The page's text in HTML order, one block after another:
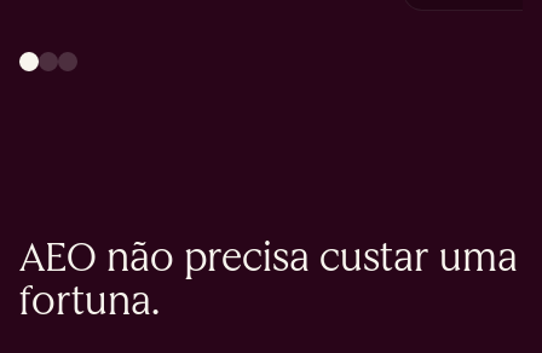
AEO não precisa custar uma
fortuna.